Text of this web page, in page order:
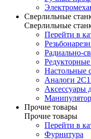
Сверлильные
Сверлильные
Перейти в
Радиально-
Настольные
Аналоги
Аксессуары
Прочие товары
Прочие товары
Перейти в
Фурнитура